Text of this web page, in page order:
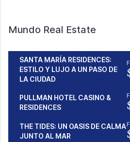
Mundo Real Estate
SANTA MARÍA RESIDENCES:
ESTILO Y LUJO A UN PASO DE
LA CIUDAD
PULLMAN HOTEL CASINO &
RESIDENCES
THE TIDES: UN OASIS DE CALMA
JUNTO AL MAR